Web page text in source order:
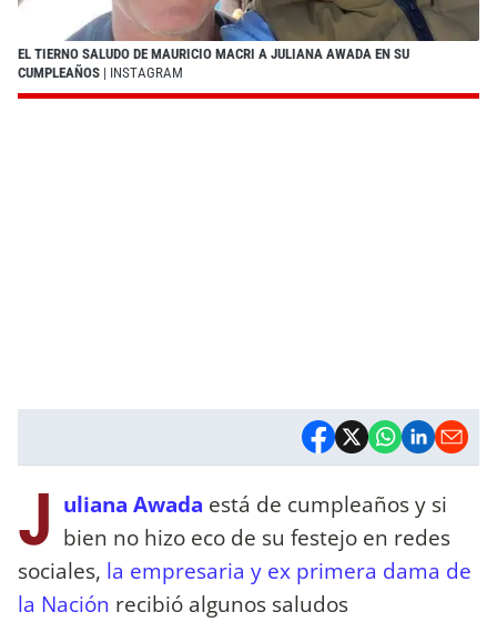
EL TIERNO SALUDO DE MAURICIO MACRI A JULIANA AWADA EN SU
CUMPLEAÑOS | INSTAGRAM
J uliana Awada está de cumpleaños y si
bien no hizo eco de su festejo en redes
sociales, la empresaria y ex primera dama de
la Nación recibió algunos saludos